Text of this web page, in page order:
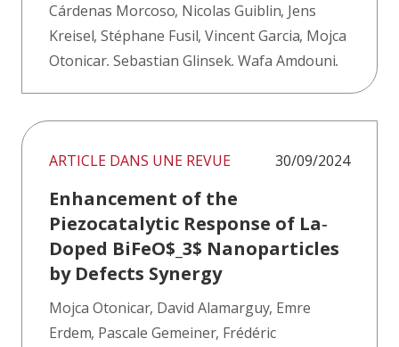
Cárdenas Morcoso, Nicolas Guiblin, Jens
Kreisel, Stéphane Fusil, Vincent Garcia, Mojca
Otonicar, Sebastjan Glinsek, Wafa Amdouni,
ARTICLE DANS UNE REVUE 30/09/2024
Enhancement of the
Piezocatalytic Response of La‐
Doped BiFeO$_3$ Nanoparticles
by Defects Synergy
Mojca Otonicar, David Alamarguy, Emre
Erdem, Pascale Gemeiner, Frédéric